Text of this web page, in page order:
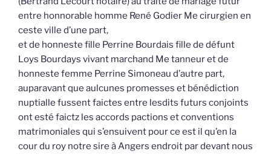
entre honnorable homme René Godier Me cirurgien en
ceste ville d’une part,
et de honneste fille Perrine Bourdais fille de défunt
Loys Bourdays vivant marchand Me tanneur et de
honneste femme Perrine Simoneau d’autre part,
auparavant que aulcunes promesses et bénédiction
nuptialle fussent faictes entre lesdits futurs conjoints
ont esté faictz les accords pactions et conventions
matrimoniales qui s’ensuivent pour ce est il qu’en la
cour du roy notre sire à Angers endroit par devant nous